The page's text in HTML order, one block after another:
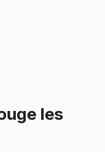
les